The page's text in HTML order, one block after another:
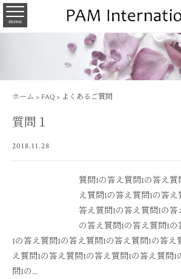
menu
ホーム > FAQ > よくあるご質問
質問１
2018.11.28
質問1の答え質問1の答え質
え質問1の答え質問1の答え
答え質問1の答え質問1の答
の答え質問1の答え質問1
1の答え質問1の答え質問1の答え質問1の答え
え質問1の答え質問1の答え質問1の答え質問
問1の...